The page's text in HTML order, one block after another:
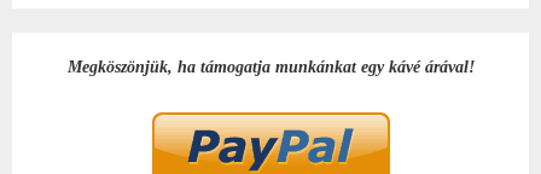
Megköszönjük, ha támogatja munkánkat egy kávé árával!